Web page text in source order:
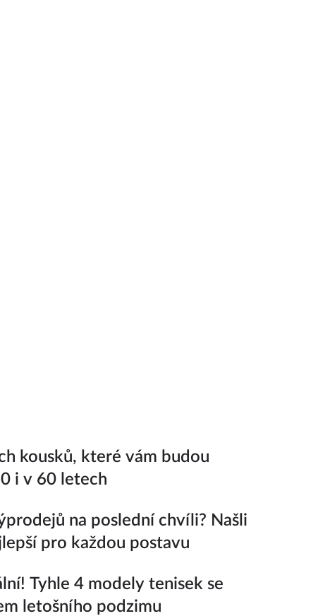
kousků, které vám budou
i v 60 letech
na poslední chvíli? Našli
pro každou postavu
Tyhle 4 modely tenisek se
letošního podzimu